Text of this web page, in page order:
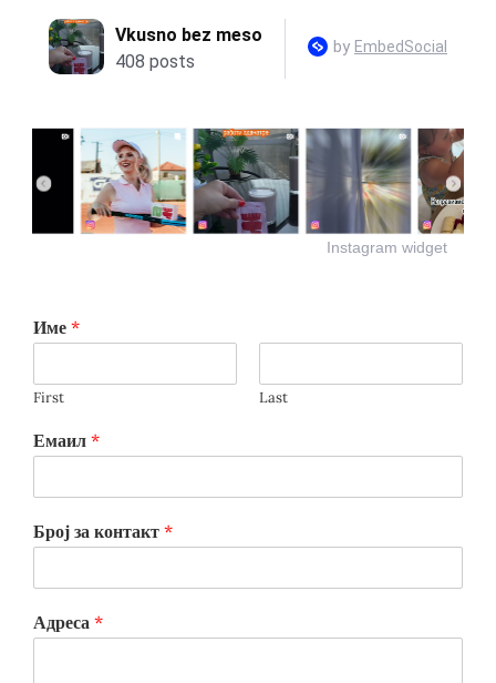
Instagram widget
Име *
First Last
Емаил *
Број за контакт *
Адреса *